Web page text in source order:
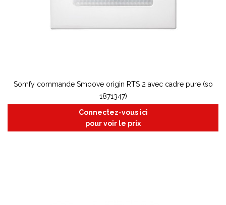
Somfy commande Smoove origin RTS 2 avec cadre pure (so
1871347)
Connectez-vous ici
pour voir le prix